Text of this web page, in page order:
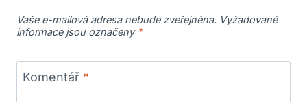
Vaše e-mailová adresa nebude zveřejněna. Vyžadované
informace jsou označeny *
Komentář *